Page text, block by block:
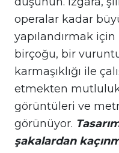
operalar kadar
yapılandırmak için
birçoğu, bir
karmaşıklığı ile
etmekten
görüntüleri ve
görünüyor.
şakalardan